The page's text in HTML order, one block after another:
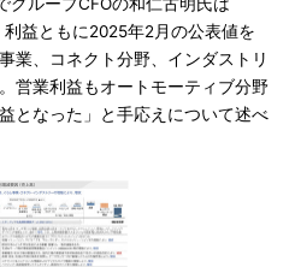
利益ともに2025年2月の公表値を
業、コネクト分野、インダストリ
営業利益もオートモーティブ分野
となった」と手応えについて述べ